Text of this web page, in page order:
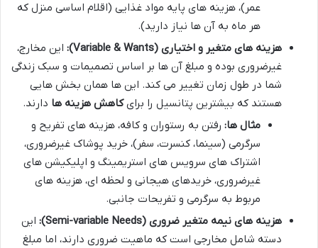
عمر)، هزینه های پایه مواد غذایی (اقلام اساسی منزل که
هر ماه به آن ها نیاز دارید).
هزینه های متغیر و اختیاری (Variable & Wants):
این مخارج،
غیرضروری بوده و مبلغ آن ها بر اساس تصمیمات و سبک زندگی
شما در طول زمان تغییر می کند. این ها همان بخش هایی
هستند که بیشترین پتانسیل را برایکاهش هزینه ها دارند.
مثال ها: رفتن به رستوران و کافه، هزینه های تفریح و
سرگرمی (سینما، کنسرت، سفر)، خرید پوشاک غیرضروری،
اشتراک های سرویس های استریمینگ و اپلیکیشن های
غیرضروری، خریدهای هیجانی و لحظه ای، هزینه های
مربوط به سرگرمی و تفریحات جانبی.
هزینه های نیمه متغیر ضروری (Semi-variable Needs):
این
دسته شامل مخارجی است که ماهیت ضروری دارند، اما مبلغ